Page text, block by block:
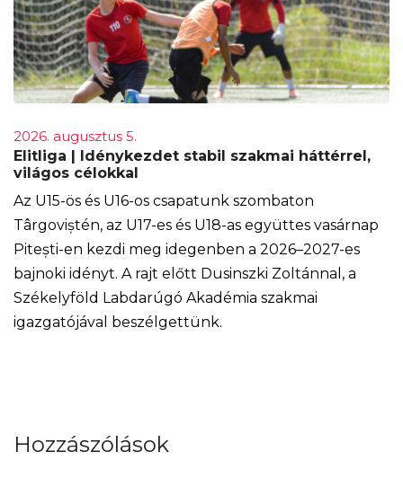
2026. augusztus 5.
Elitliga | Idénykezdet stabil szakmai háttérrel,
világos célokkal
Az U15-ös és U16-os csapatunk szombaton
Târgoviștén, az U17-es és U18-as együttes vasárnap
Pitești-en kezdi meg idegenben a 2026–2027-es
bajnoki idényt. A rajt előtt Dusinszki Zoltánnal, a
Székelyföld Labdarúgó Akadémia szakmai
igazgatójával beszélgettünk.
Hozzászólások